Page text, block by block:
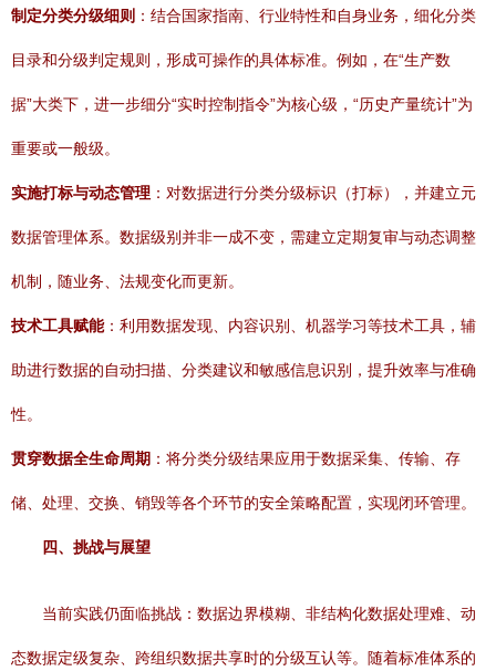
制定分类分级细则 ：结合国家指南、行业特性和自身业务，细化分类
目录和分级判定规则，形成可操作的具体标准。例如，在“生产数
据”大类下，进一步细分“实时控制指令”为核心级，“历史产量统计”为
重要或一般级。
实施打标与动态管理 ：对数据进行分类分级标识（打标），并建立元
数据管理体系。数据级别并非一成不变，需建立定期复审与动态调整
机制，随业务、法规变化而更新。
技术工具赋能：利用数据发现、内容识别、机器学习等技术工具，辅
助进行数据的自动扫描、分类建议和敏感信息识别，提升效率与准确
性。
贯穿数据全生命周期 ：将分类分级结果应用于数据采集、传输、存
储、处理、交换、销毁等各个环节的安全策略配置，实现闭环管理。
四、挑战与展望
当前实践仍面临挑战：数据边界模糊、非结构化数据处理难、动
态数据定级复杂、跨组织数据共享时的分级互认等。随着标准体系的